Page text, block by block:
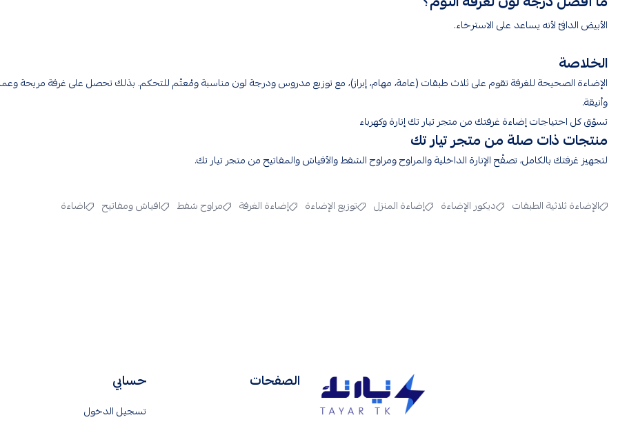
الأبيض الدافئ لأنه يساعد على الاسترخاء.
الخلاصة
الإضاءة الصحيحة للغرفة تقوم على ثلاث طبقات (عامة، مهام، إبراز)، مع توزيع مدروس ودرجة لون مناسبة ومُعتّم للتحكم. بذلك تحصل على غرفة مريحة
وأنيقة.
تسوّق كل احتياجات إضاءة غرفتك من متجر تيار تك إنارة وكهرباء
منتجات ذات صلة من متجر تيار تك
لتجهيز غرفتك بالكامل، تصفّحالإنارة الداخليةوالمراوح ومراوح الشفطوالأفياش والمفاتيحمن متجر تيار تك.
الإضاءة ثلاثية الطبقات ديكور الإضاءة إضاءة المنزل توزيع الإضاءة إضاءة الغرفة مراوح شفط افياش ومفاتيح اضاءة
الصفحات حسابي
تسجيل الدخول